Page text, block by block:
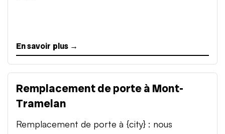
En savoir plus →
Remplacement de porte à Mont-
Tramelan
Remplacement de porte à {city} : nous